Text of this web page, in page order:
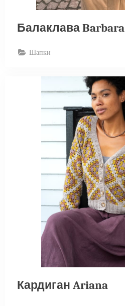
Балаклава Barbara
Шапки
Кардиган Ariana